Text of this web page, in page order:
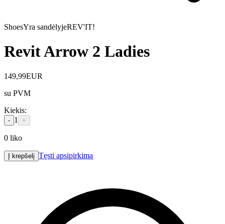
ShoesYra sandėlyjeREV'IT!
Revit Arrow 2 Ladies
149,99EUR
su PVM
Kiekis:
- 1 +
0 liko
Į krepšelį Tęsti apsipirkimą